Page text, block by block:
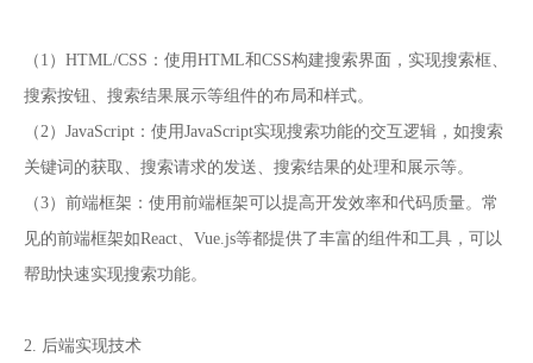
（1）HTML/CSS：使用HTML和CSS构建搜索界面，实现搜索框、
搜索按钮、搜索结果展示等组件的布局和样式。
（2）JavaScript：使用JavaScript实现搜索功能的交互逻辑，如搜索
关键词的获取、搜索请求的发送、搜索结果的处理和展示等。
（3）前端框架：使用前端框架可以提高开发效率和代码质量。常
见的前端框架如React、Vue.js等都提供了丰富的组件和工具，可以
帮助快速实现搜索功能。
2. 后端实现技术